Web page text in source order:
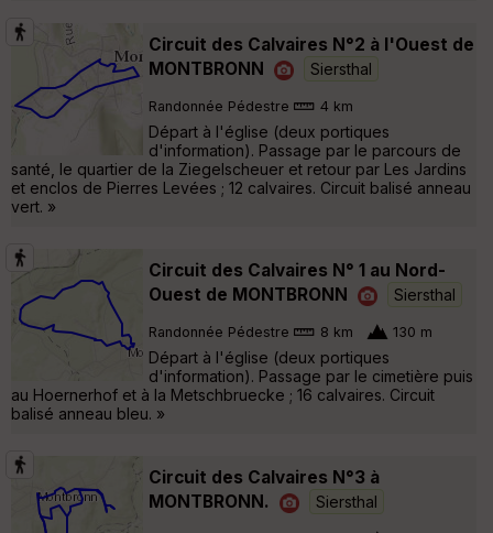
Circuit des Calvaires N°2 à l'Ouest de
MONTBRONN
Siersthal
Randonnée Pédestre 4 km
Départ à l'église (deux portiques
d'information). Passage par le parcours de
santé, le quartier de la Ziegelscheuer et retour par Les Jardins
et enclos de Pierres Levées ; 12 calvaires. Circuit balisé anneau
vert. »
Circuit des Calvaires N° 1 au Nord-
Ouest de MONTBRONN
Siersthal
Randonnée Pédestre 8 km 130 m
Départ à l'église (deux portiques
d'information). Passage par le cimetière puis
au Hoernerhof et à la Metschbruecke ; 16 calvaires. Circuit
balisé anneau bleu. »
Circuit des Calvaires N°3 à
MONTBRONN.
Siersthal